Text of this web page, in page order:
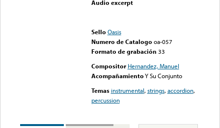
Audio excerpt
Sello Oasis
Numero de Catalogo oa-057
Formato de grabación 33
Compositor Hernandez, Manuel
AcompañamientoY Su Conjunto
Temas instrumental,strings,accordion,
percussion